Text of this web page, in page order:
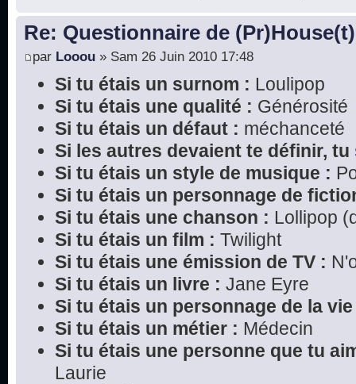
Re: Questionnaire de (Pr)House(t)
par Looou » Sam 26 Juin 2010 17:48
Si tu étais un surnom : Loulipop
Si tu étais une qualité : Générosité
Si tu étais un défaut : méchanceté
Si les autres devaient te définir, tu
Si tu étais un style de musique :
Si tu étais un personnage de
Si tu étais une chanson : Lollipop
Si tu étais un film : Twilight
Si tu étais une émission de TV :
Si tu étais un livre : Jane Eyre
Si tu étais un personnage de la
Si tu étais un métier : Médecin
Si tu étais une personne que tu
Laurie